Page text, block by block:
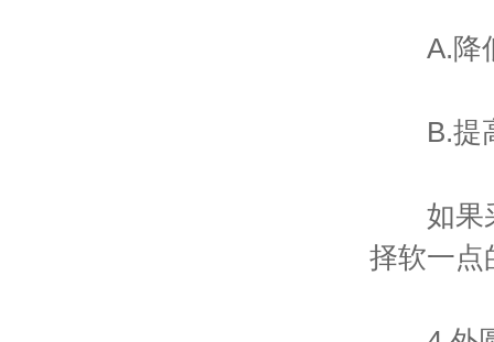
A.降低
B.提高
如果采
择软一点